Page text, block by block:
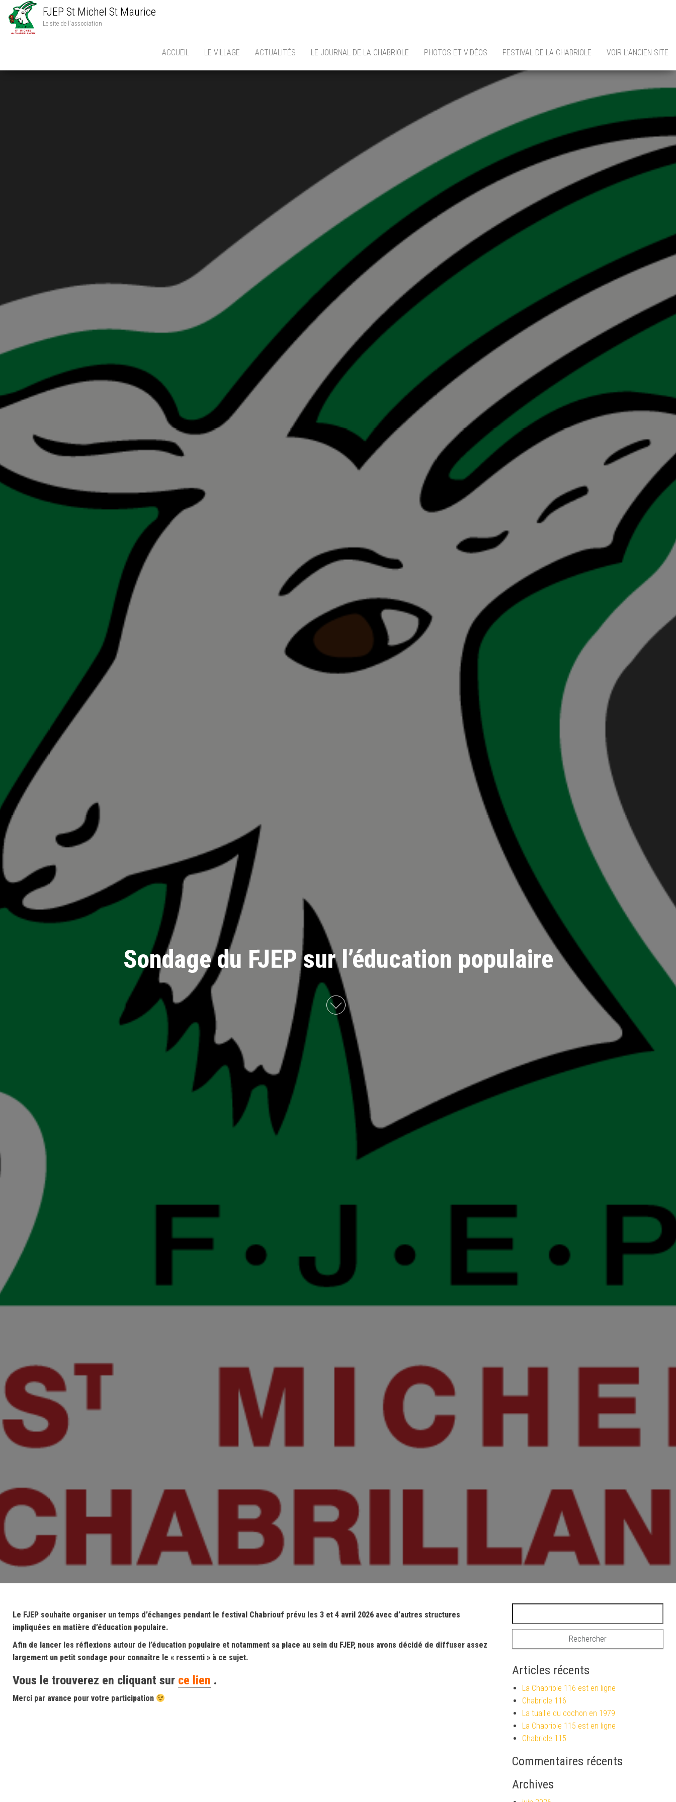
FJEP St Michel St Maurice
Le site de l'association
ACCUEIL LE VILLAGE ACTUALITÉS LE JOURNAL DE LA CHABRIOLE PHOTOS ET VIDÉOS FESTIVAL DE LA CHABRIOLE VOIR L’ANCIEN SITE
Sondage du FJEP sur l’éducation populaire
Le FJEP souhaite organiser un temps d’échanges pendant le festival Chabriouf prévu les 3 et 4 avril 2026 avec d’autres structures
impliquées en matière d’éducation populaire.
Afin de lancer les réflexions autour de l’éducation populaire et notamment sa place au sein du FJEP, nous avons décidé de diffuser assez
largement un petit sondage pour connaître le « ressenti » à ce sujet.
Vous le trouverez en cliquant sur ce lien .
Merci par avance pour votre participation
Articles récents
La Chabriole 116 est en ligne
Chabriole 116
La tuaille du cochon en 1979
La Chabriole 115 est en ligne
Chabriole 115
Commentaires récents
Archives